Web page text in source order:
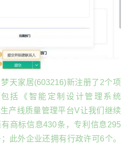
天家居(603216)新注册了2个项
括《智能定制设计管理系统
产线质量管理平台V让我们继续
商标信息430条，专利信息295
此外企业还拥有行政许可6个。